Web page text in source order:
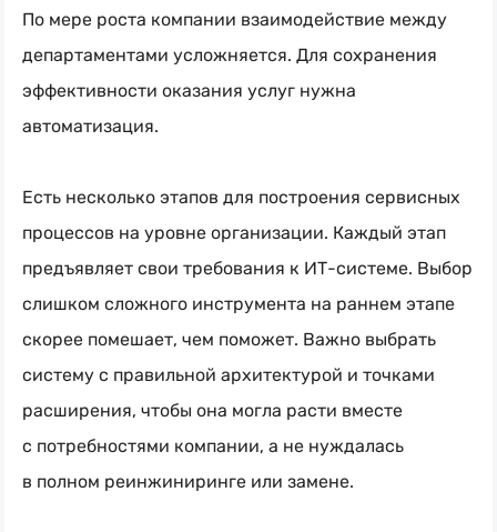
По мере роста компании взаимодействие между
департаментами усложняется. Для сохранения
эффективности оказания услуг нужна
автоматизация.
Есть несколько этапов для построения сервисных
процессов на уровне организации. Каждый этап
предъявляет свои требования к ИТ-системе. Выбор
слишком сложного инструмента на раннем этапе
скорее помешает, чем поможет. Важно выбрать
систему с правильной архитектурой и точками
расширения, чтобы она могла расти вместе
с потребностями компании, а не нуждалась
в полном реинжиниринге или замене.